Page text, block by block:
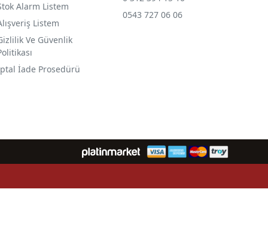
Alarm Listem
Listem
Ve Güvenlik
İade Prosedürü
0543 727 06 06